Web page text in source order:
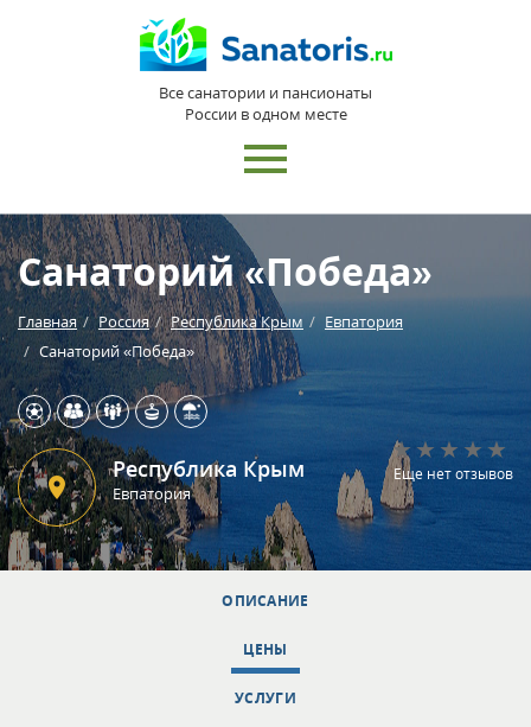
Все санатории и пансионаты
России в одном месте
Санаторий «Победа»
Главная Россия Республика Крым
Евпатория
Санаторий «Победа»
Республика Крым
Евпатория
Еще нет отзывов
ОПИСАНИЕ
ЦЕНЫ
УСЛУГИ